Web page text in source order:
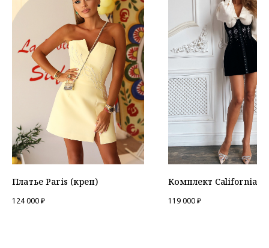
Платье Paris (креп)
124 000₽
Комплект California
119 000₽